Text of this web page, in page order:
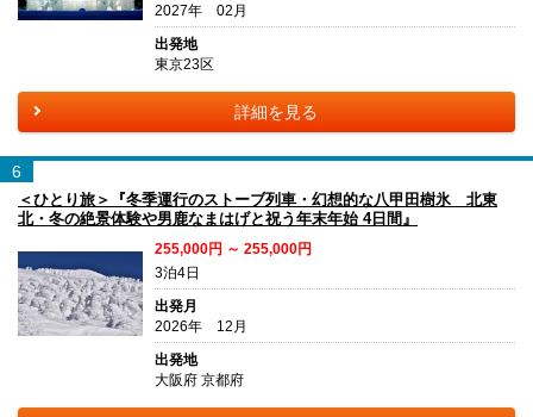
2027年 02月
出発地
東京23区
詳細を見る
6
＜ひとり旅＞『冬季運行のストーブ列車・幻想的な八甲田樹氷 北東
北・冬の絶景体験や男鹿なまはげと祝う年末年始 4日間』
255,000円 ～ 255,000円
3泊4日
出発月
2026年 12月
出発地
大阪府 京都府